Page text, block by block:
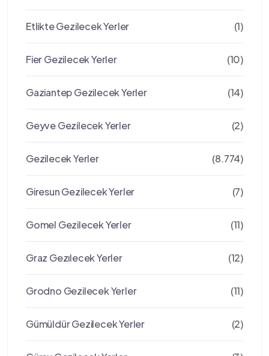
Etlikte Gezilecek Yerler (1)
Fier Gezilecek Yerler (10)
Gaziantep Gezilecek Yerler (14)
Geyve Gezilecek Yerler (2)
Gezilecek Yerler (8.774)
Giresun Gezilecek Yerler (7)
Gomel Gezilecek Yerler (11)
Graz Gezılecek Yerler (12)
Grodno Gezilecek Yerler (11)
Gümüldür Gezilecek Yerler (2)